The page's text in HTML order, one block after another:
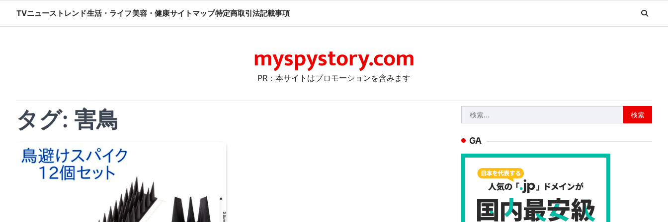
content
TVニューストレンド生活・ライフ美容・健康サイトマップ特定商取引法記載事項
myspystory.com
PR：本サイトはプロモーションを含みます
タグ: 害鳥
索:
GA